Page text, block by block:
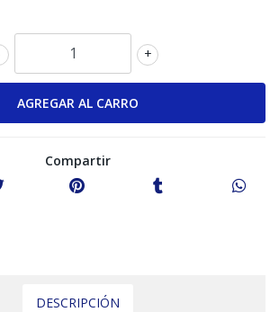
+
Compartir
DESCRIPCIÓN